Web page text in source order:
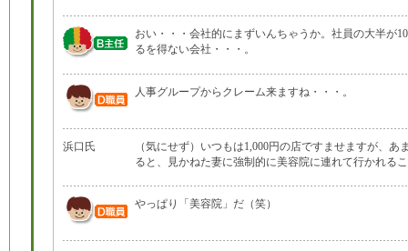
おい・・・会社的にまずいんちゃうか。社員の大半が
るを得ない会社・・・。
人事グループからクレーム来ますね・・・。
浜口氏
（気にせず）いつもは1,000円の店ですませますが、あ
ると、見かねた妻に強制的に美容院に連れて行かれる
やっぱり「美容院」だ（笑）